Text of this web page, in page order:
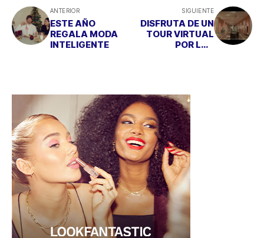
ANTERIOR
ESTE AÑO
REGALA MODA
INTELIGENTE
SIGUIENTE
DISFRUTA DE UN
TOUR VIRTUAL
POR LAS